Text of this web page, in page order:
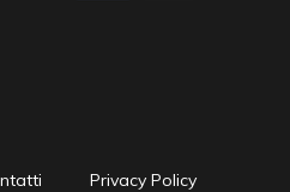
Privacy Policy